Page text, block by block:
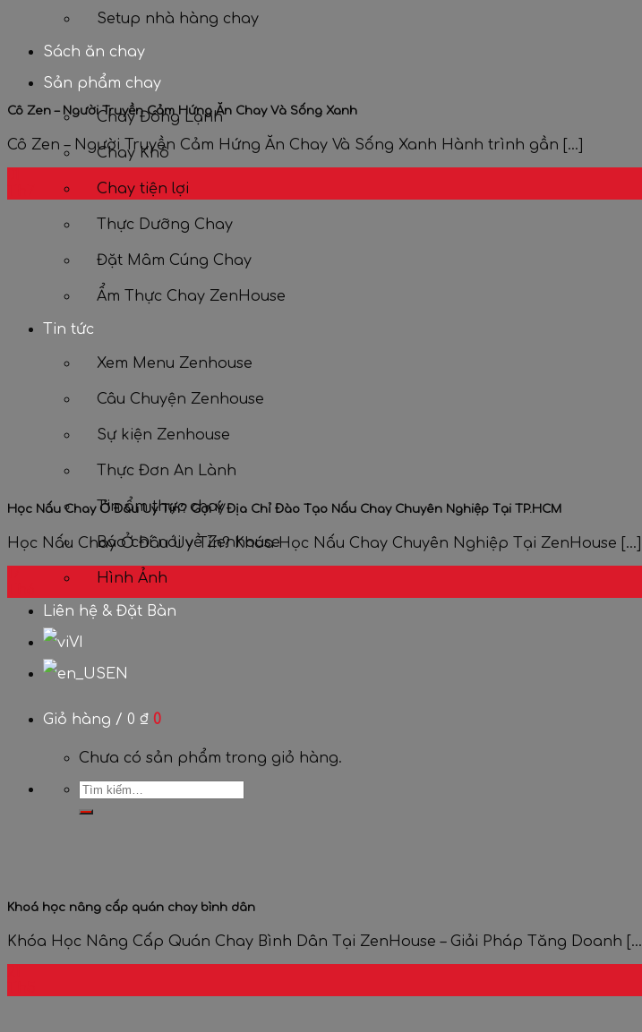
Setup nhà hàng chay
Sách ăn chay
Sản phẩm chay
Chay Đông Lạnh
Chay Khô
Chay tiện lợi
Thực Dưỡng Chay
Đặt Mâm Cúng Chay
Ẩm Thực Chay ZenHouse
Tin tức
Xem Menu Zenhouse
Câu Chuyện Zenhouse
Sự kiện Zenhouse
Thực Đơn An Lành
Tin ẩm thực chay
Báo chí nói về Zenhouse
Hình Ảnh
Liên hệ & Đặt Bàn
VI
EN
Giỏ hàng / 0 ₫ 0
Chưa có sản phẩm trong giỏ hàng.
Cô Zen – Người Truyền Cảm Hứng Ăn Chay Và Sống Xanh
Cô Zen – Người Truyền Cảm Hứng Ăn Chay Và Sống Xanh Hành trình gần [...]
Học Nấu Chay Ở Đâu Uy Tín? Gợi Ý Địa Chỉ Đào Tạo Nấu Chay Chuyên Nghiệp Tại TP.HCM
Học Nấu Chay Ở Đâu Uy Tín? Khóa Học Nấu Chay Chuyên Nghiệp Tại ZenHouse [...]
Khoá học nâng cấp quán chay bình dân
Khóa Học Nâng Cấp Quán Chay Bình Dân Tại ZenHouse – Giải Pháp Tăng Doanh [...]